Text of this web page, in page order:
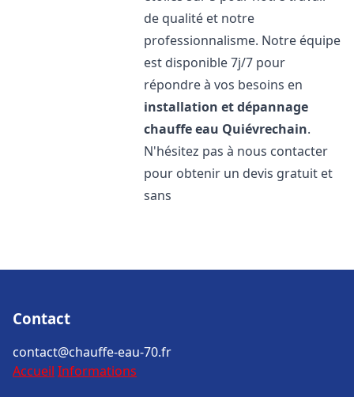
de qualité et notre
professionnalisme. Notre équipe
est disponible 7j/7 pour
répondre à vos besoins en
installation et dépannage
chauffe eau Quiévrechain.
N'hésitez pas à nous contacter
pour obtenir un devis gratuit et
sans
Contact
contact@chauffe-eau-70.fr
Accueil Informations